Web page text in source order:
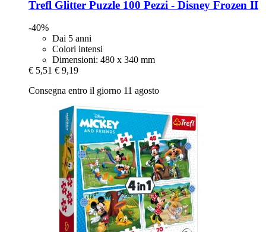
Trefl Glitter Puzzle 100 Pezzi -​ Disney Frozen II
-40%
Dai 5 anni
Colori intensi
Dimensioni: 480 x 340 mm
€ 5,51 € 9,19
Consegna entro il giorno 11 agosto